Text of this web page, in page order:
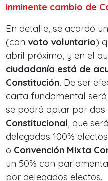
inminente cambio de
En detalle, se acordó
(con voto voluntario)
abril próximo, y en el
ciudadanía está de
Constitución. De ser
carta fundamental
se podrá optar por dos
Constitucional, que
delegados 100%
o Convención Mixta
un 50% con
por delegados electos.